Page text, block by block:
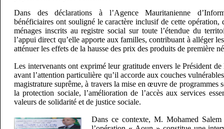
Dans des déclarations à l’Agence Mauritanienne
bénéficiaires ont souligné le caractère inclusif de cette opération,
ménages inscrits au registre social sur toute l’étendue du
l’appui direct qu’elle apporte aux familles, contribuant à alléger
atténuer les effets de la hausse des prix des produits de première
Les intervenants ont exprimé leur gratitude envers le Président
avant l’attention particulière qu’il accorde aux couches
magistrature suprême, à travers la mise en œuvre de programmes
la protection sociale, l’amélioration de l’accès aux services
valeurs de solidarité et de justice sociale.
Dans ce contexte, M. Mohamed